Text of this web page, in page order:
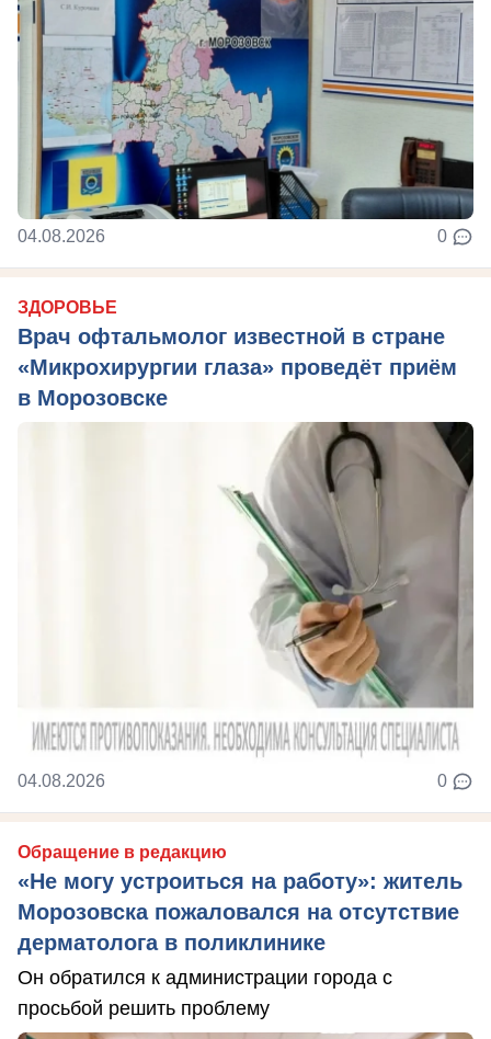
04.08.2026 0
ЗДОРОВЬЕ
Врач офтальмолог известной в стране
«Микрохирургии глаза» проведёт приём
в Морозовске
04.08.2026 0
Обращение в редакцию
«Не могу устроиться на работу»: житель
Морозовска пожаловался на отсутствие
дерматолога в поликлинике
Он обратился к администрации города с
просьбой решить проблему